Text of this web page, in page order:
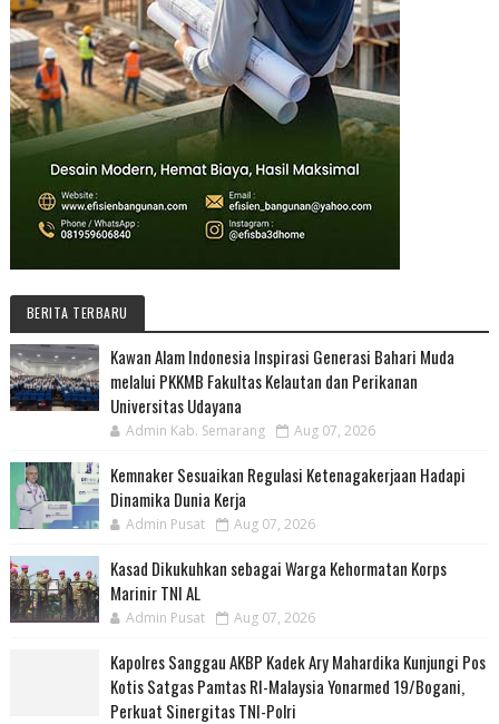
BERITA TERBARU
Kawan Alam Indonesia Inspirasi Generasi Bahari Muda
melalui PKKMB Fakultas Kelautan dan Perikanan
Universitas Udayana
Admin Kab. Semarang Aug 07, 2026
Kemnaker Sesuaikan Regulasi Ketenagakerjaan Hadapi
Dinamika Dunia Kerja
Admin Pusat Aug 07, 2026
Kasad Dikukuhkan sebagai Warga Kehormatan Korps
Marinir TNI AL
Admin Pusat Aug 07, 2026
Kapolres Sanggau AKBP Kadek Ary Mahardika Kunjungi Pos
Kotis Satgas Pamtas RI-Malaysia Yonarmed 19/Bogani,
Perkuat Sinergitas TNI-Polri